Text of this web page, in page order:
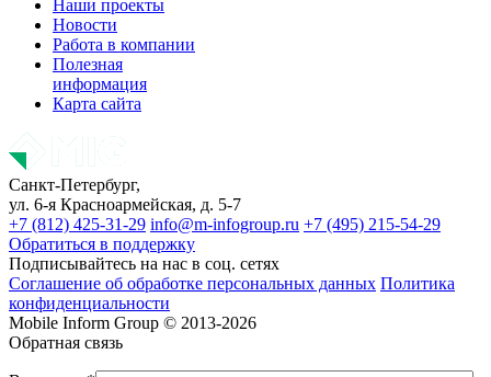
Наши проекты
Новости
Работа в компании
Полезная
информация
Карта сайта
Санкт-Петербург,
ул. 6-я Красноармейская, д. 5-7
+7 (812) 425-31-29 info@m-infogroup.ru +7 (495) 215-54-29
Обратиться в поддержку
Подписывайтесь на нас в соц. сетях
Соглашение об обработке персональных данных Политика
конфиденциальности
Mobile Inform Group © 2013-2026
Обратная связь